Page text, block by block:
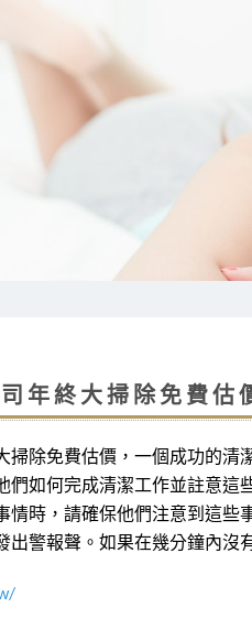
年終大掃除免費估
掃除免費估價，一個成功的清
們如何完成清潔工作並註意這
情時，請確保他們注意到這
出警報聲。如果在幾分鐘內沒